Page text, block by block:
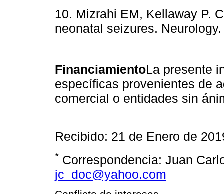
10. Mizrahi EM, Kellaway P.
neonatal seizures.
FinanciamientoLa presente
específicas provenientes de
comercial o entidades sin
Recibido: 21 de Enero de
* Correspondencia: Juan
jc_doc@yahoo.com